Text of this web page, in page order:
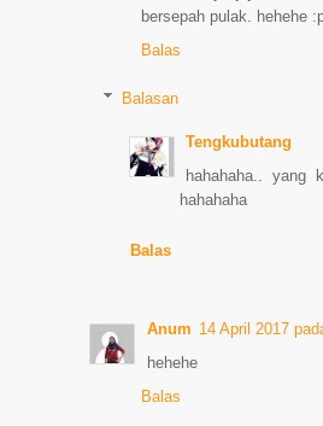
bersepah pulak. hehehe
Balas
Balasan
Tengkubutang
hahahaha.. yang
hahahaha
Balas
Anum 14 April 2017
hehehe
Balas